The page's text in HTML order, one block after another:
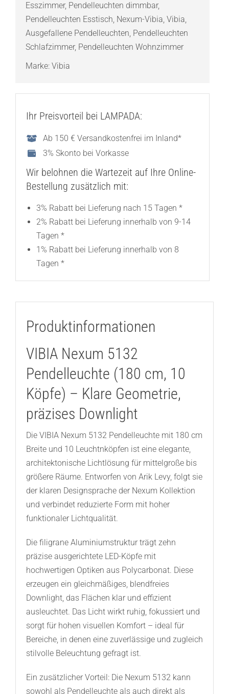
Esszimmer, Pendelleuchten dimmbar,
Pendelleuchten Esstisch, Nexum-Vibia, Vibia,
Ausgefallene Pendelleuchten, Pendelleuchten
Schlafzimmer, Pendelleuchten Wohnzimmer
Marke: Vibia
Ihr Preisvorteil bei LAMPADA:
Ab 150 € Versandkostenfrei im Inland*
3% Skonto bei Vorkasse
Wir belohnen die Wartezeit auf Ihre Online-
Bestellung zusätzlich mit:
3% Rabatt bei Lieferung nach 15 Tagen *
2% Rabatt bei Lieferung innerhalb von 9-14
Tagen *
1% Rabatt bei Lieferung innerhalb von 8
Tagen *
Produktinformationen
VIBIA Nexum 5132
Pendelleuchte (180 cm, 10
Köpfe) – Klare Geometrie,
präzises Downlight
Die VIBIA Nexum 5132 Pendelleuchte mit 180 cm
Breite und 10 Leuchtnköpfen ist eine elegante,
architektonische Lichtlösung für mittelgroße bis
größere Räume. Entworfen von Arik Levy, folgt sie
der klaren Designsprache der Nexum Kollektion
und verbindet reduzierte Form mit hoher
funktionaler Lichtqualität.
Die filigrane Aluminiumstruktur trägt zehn
präzise ausgerichtete LED-Köpfe mit
hochwertigen Optiken aus Polycarbonat. Diese
erzeugen ein gleichmäßiges, blendfreies
Downlight, das Flächen klar und effizient
ausleuchtet. Das Licht wirkt ruhig, fokussiert und
sorgt für hohen visuellen Komfort – ideal für
Bereiche, in denen eine zuverlässige und zugleich
stilvolle Beleuchtung gefragt ist.
Ein zusätzlicher Vorteil: Die Nexum 5132 kann
sowohl als Pendelleuchte als auch direkt als